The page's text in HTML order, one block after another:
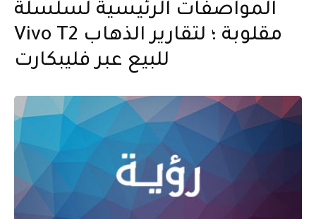
المواصفات الرئيسية لسلسلة
Vivo T2 مقلوبة ؛ لتقارير الذهاب
للبيع عبر فليبكارت